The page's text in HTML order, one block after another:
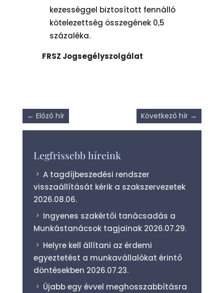
kezességgel biztosított fennálló
kötelezettség összegének 0,5
százaléka.
FRSZ Jogsegélyszolgálat
← Előző hír Következő hír →
Legfrissebb híreink
A tagdíjbeszedési rendszer
visszaállítását kérik a szakszervezetek
2026.08.06.
Ingyenes szakértői tanácsadás a
Munkástanácsok tagjainak 2026.07.29.
Helyre kell állítani az érdemi
egyeztetést a munkavállalókat érintő
döntésekben 2026.07.23.
Újabb egy évvel meghosszabbításra